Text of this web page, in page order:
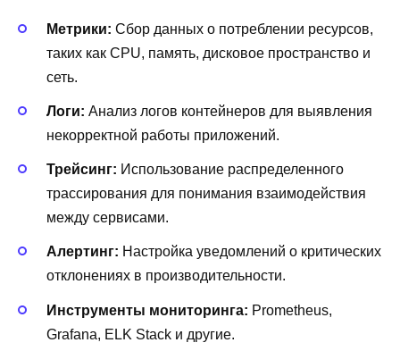
Метрики: Сбор данных о потреблении ресурсов,
таких как CPU, память, дисковое пространство и
сеть.
Логи: Анализ логов контейнеров для выявления
некорректной работы приложений.
Трейсинг: Использование распределенного
трассирования для понимания взаимодействия
между сервисами.
Алертинг: Настройка уведомлений о критических
отклонениях в производительности.
Инструменты мониторинга: Prometheus,
Grafana, ELK Stack и другие.